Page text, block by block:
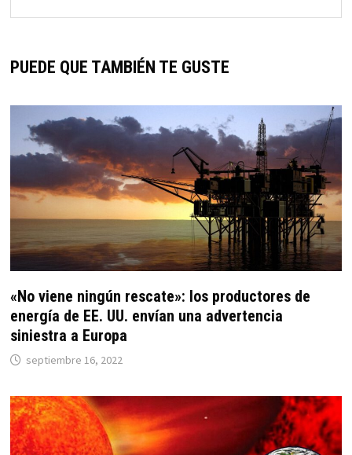
PUEDE QUE TAMBIÉN TE GUSTE
«No viene ningún rescate»: los productores de
energía de EE. UU. envían una advertencia
siniestra a Europa
septiembre 16, 2022